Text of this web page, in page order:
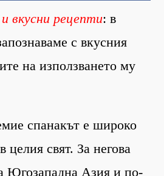
вкусни рецепти: в
с вкусния
на използването му
спанакът е широко
целия свят. За негова
Югозападна Азия и по-